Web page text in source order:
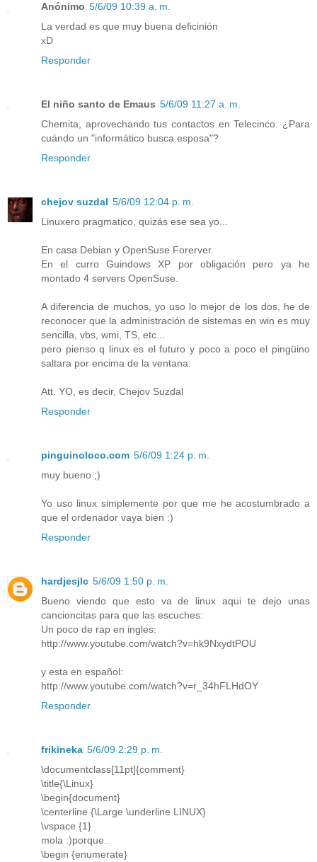
Anónimo 5/6/09 10:39 a. m.
La verdad es que muy buena deficinión
xD
Responder
El niño santo de Emaus 5/6/09 11:27 a. m.
Chemita, aprovechando tus contactos en Telecinco. ¿Para
cuándo un "informático busca esposa"?
Responder
chejov suzdal 5/6/09 12:04 p. m.
Linuxero pragmatico, quizás ese sea yo...
En casa Debian y OpenSuse Forerver.
En el curro Guindows XP por obligación pero ya he
montado 4 servers OpenSuse.
A diferencia de muchos, yo uso lo mejor de los dos, he de
reconocer que la administración de sistemas en win es muy
sencilla, vbs, wmi, TS, etc...
pero pienso q linux es el futuro y poco a poco el pingüino
saltara por encima de la ventana.
Att. YO, es decir, Chejov Suzdal
Responder
pinguinoloco.com 5/6/09 1:24 p. m.
muy bueno ;)
Yo uso linux simplemente por que me he acostumbrado a
que el ordenador vaya bien :)
Responder
hardjesjlc 5/6/09 1:50 p. m.
Bueno viendo que esto va de linux aqui te dejo unas
cancioncitas para que las escuches:
Un poco de rap en ingles:
http://www.youtube.com/watch?v=hk9NxydtPOU
y esta en español:
http://www.youtube.com/watch?v=r_34hFLHdOY
Responder
frikineka 5/6/09 2:29 p. m.
\documentclass[11pt]{comment}
\title{\Linux}
\begin{document}
\centerline {\Large \underline LINUX}
\vspace {1}
mola :)porque..
\begin {enumerate}